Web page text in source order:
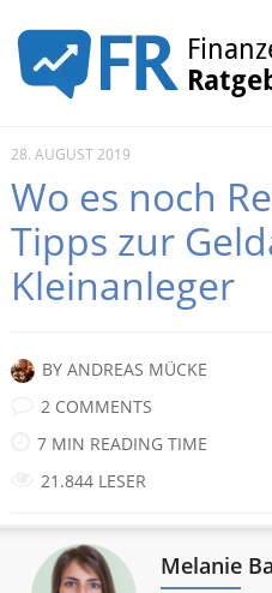
28. AUGUST 2019
Wo es noch
Tipps zur
Kleinanleger
BY ANDREAS MÜCKE
2 COMMENTS
7 MIN READING TIME
21.844 LESER
Melanie